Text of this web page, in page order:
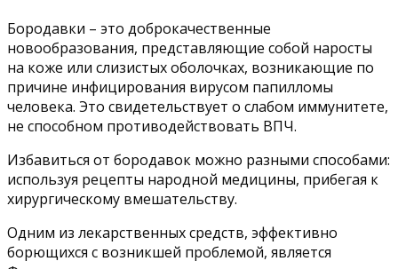
Бородавки – это доброкачественные
новообразования, представляющие собой наросты
на коже или слизистых оболочках, возникающие по
причине инфицирования вирусом папилломы
человека. Это свидетельствует о слабом иммунитете,
не способном противодействовать ВПЧ.
Избавиться от бородавок можно разными способами:
используя рецепты народной медицины, прибегая к
хирургическому вмешательству.
Одним из лекарственных средств, эффективно
борющихся с возникшей проблемой, является